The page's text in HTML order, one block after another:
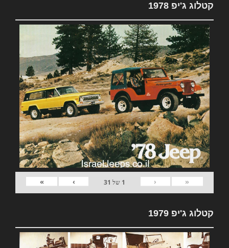
קטלוג ג'יפ 1978
«
‹
1 של 31
›
»
קטלוג ג'יפ 1979